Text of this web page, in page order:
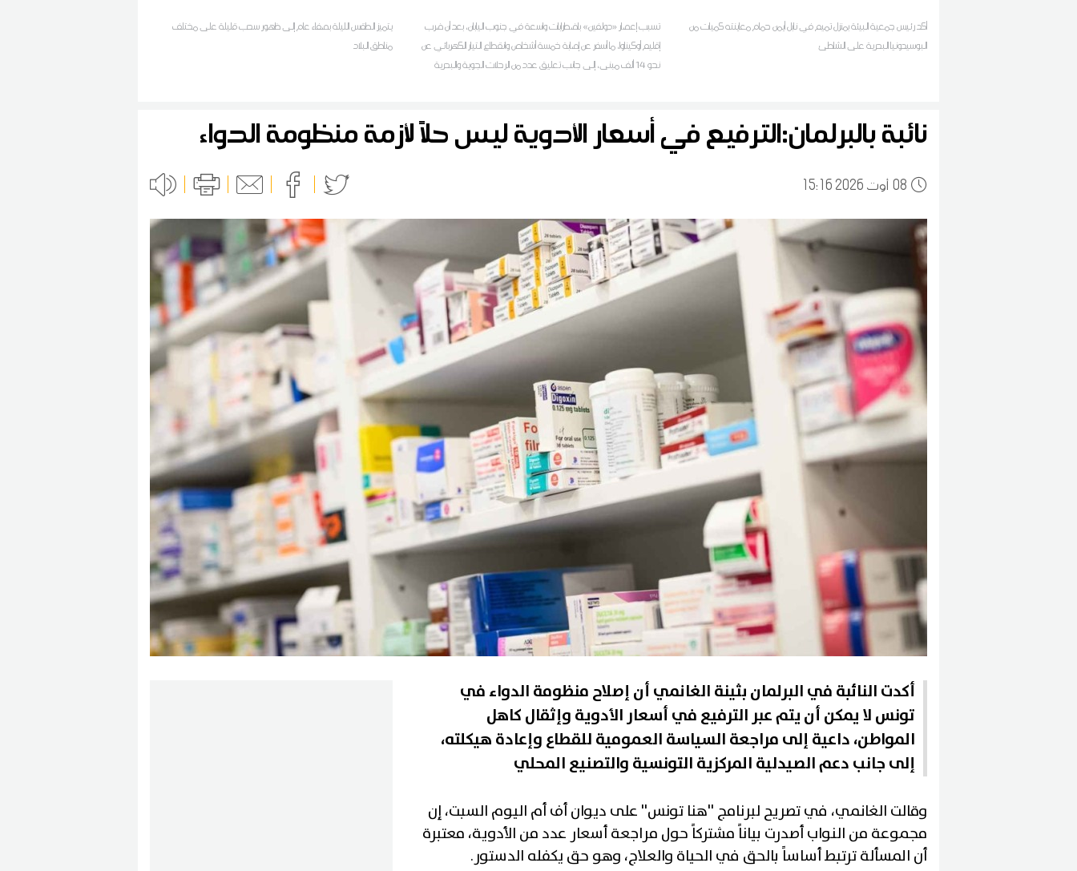
يتميز الطقس الليلة بصفاء عام إلى ظهور سحب قليلة على مختلف
مناطق البلاد
تسبب إعصار «دولفين» باضطرابات واسعة في جنوب اليابان، بعد أن ضرب
إقليم أوكيناوا، ما أسفر عن إصابة خمسة أشخاص وانقطاع التيار الكهربائي عن
نحو 14 ألف مبنى، إلى جانب تعليق عدد من الرحلات الجوية والبحرية
أكد رئيس جمعية البيئة بمنزل تميم في نابل أيمن حمام معاينته كميات من
البوسيدونيا البحرية على الشاطئ
نائبة بالبرلمان:الترفيع في أسعار الأدوية ليس حلاً لأزمة منظومة الدواء
0815:16 2026 أوت
أكدت النائبة في البرلمان بثينة الغانمي أن إصلاح منظومة الدواء في
تونس لا يمكن أن يتم عبر الترفيع في أسعار الأدوية وإثقال كاهل
المواطن، داعية إلى مراجعة السياسة العمومية للقطاع وإعادة هيكلته،
إلى جانب دعم الصيدلية المركزية التونسية والتصنيع المحلي
وقالت الغانمي، في تصريح لبرنامج ''هنا تونس'' على ديوان أف أم اليوم السبت، إن
مجموعة من النواب أصدرت بياناً مشتركاً حول مراجعة أسعار عدد من الأدوية، معتبرة
أن المسألة ترتبط أساساً بالحق في الحياة والعلاج، وهو حق يكفله الدستور.